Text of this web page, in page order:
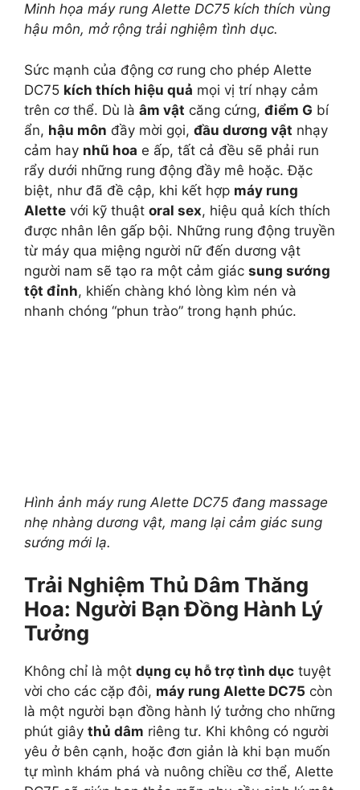
Minh họa máy rung Alette DC75 kích thích vùng
hậu môn, mở rộng trải nghiệm tình dục.
Sức mạnh của động cơ rung cho phép Alette
DC75 kích thích hiệu quả mọi vị trí nhạy cảm
trên cơ thể. Dù là âm vật căng cứng, điểm G bí
ẩn, hậu môn đầy mời gọi, đầu dương vật nhạy
cảm hay nhũ hoa e ấp, tất cả đều sẽ phải run
rẩy dưới những rung động đầy mê hoặc. Đặc
biệt, như đã đề cập, khi kết hợp máy rung
Alette với kỹ thuật oral sex, hiệu quả kích thích
được nhân lên gấp bội. Những rung động truyền
từ máy qua miệng người nữ đến dương vật
người nam sẽ tạo ra một cảm giác sung sướng
tột đỉnh, khiến chàng khó lòng kìm nén và
nhanh chóng “phun trào” trong hạnh phúc.
Hình ảnh máy rung Alette DC75 đang massage
nhẹ nhàng dương vật, mang lại cảm giác sung
sướng mới lạ.
Trải Nghiệm Thủ Dâm Thăng
Hoa: Người Bạn Đồng Hành Lý
Tưởng
Không chỉ là một dụng cụ hỗ trợ tình dục tuyệt
vời cho các cặp đôi, máy rung Alette DC75 còn
là một người bạn đồng hành lý tưởng cho những
phút giây thủ dâm riêng tư. Khi không có người
yêu ở bên cạnh, hoặc đơn giản là khi bạn muốn
tự mình khám phá và nuông chiều cơ thể, Alette